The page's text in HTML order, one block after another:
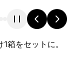
箱をセットに。